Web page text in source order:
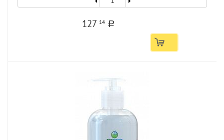
127 14 a